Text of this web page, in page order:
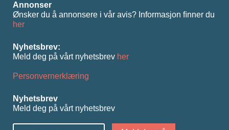
Annonser
Ønsker du å annonsere i vår avis? Informasjon ﬁnner du
her
Nyhetsbrev:
Meld deg på vårt nyhetsbrev her
Personvernerklæring
Nyhetsbrev
Meld deg på vårt nyhetsbrev